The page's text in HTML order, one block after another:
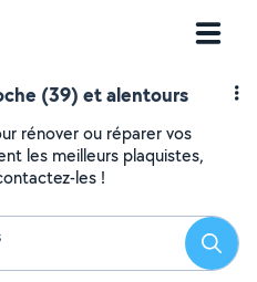
(39) et alentours
rénover ou réparer vos
les meilleurs plaquistes,
les !